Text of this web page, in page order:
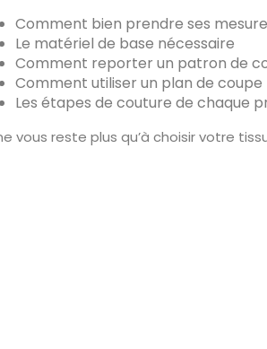
Comment bien prendre ses
Le matériel de base nécessaire
Comment reporter un patron de
Comment utiliser un plan de coupe
Les étapes de couture de chaque
vous reste plus qu’à choisir votre